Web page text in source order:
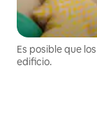
Es posible que
edificio.